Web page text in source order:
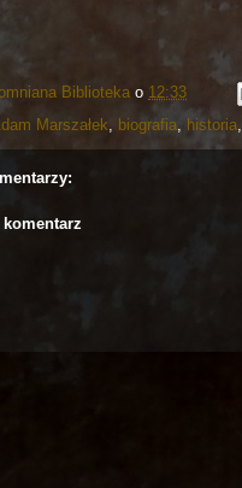
Biblioteka o 12:33
Marszałek, biografia, historia,